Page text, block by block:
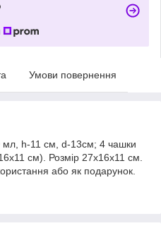
Умови повернення
мл, h-11 см, d-13см; 4 чашки
см). Розмір 27х16х11 см.
або як подарунок.